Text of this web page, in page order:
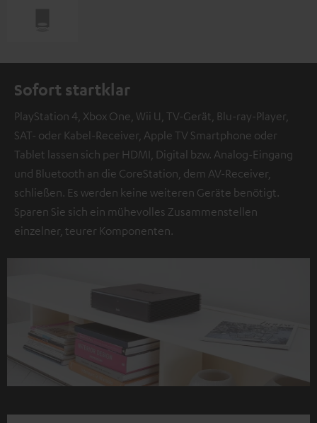
Sofort startklar
PlayStation 4, Xbox One, Wii U, TV-Gerät, Blu-ray-Player,
SAT- oder Kabel-Receiver, Apple TV Smartphone oder
Tablet lassen sich per HDMI, Digital bzw. Analog-Eingang
und Bluetooth an die CoreStation, dem AV-Receiver,
schließen. Es werden keine weiteren Geräte benötigt.
Sparen Sie sich ein mühevolles Zusammenstellen
einzelner, teurer Komponenten.